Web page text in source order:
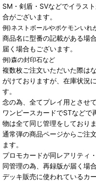
SM・剣盾・SVなどでイラス
合がございます。
例)ネストボールやポケモンいれ
商品名に型番の記載がある場
届く場合もございます。
例)森の封印石など
複数枚ご注文いただいた際は
がけておりますが、在庫状況
す。
念の為、全てプレイ用とさせ
ワンピースカードでSTなどで
物は全て同じ管理をしておりま
通常弾の商品ページからご注
ます。
プロモカードが同レアリティ
同管理の為、再録版が届く場
デッキ販売に使われているカ